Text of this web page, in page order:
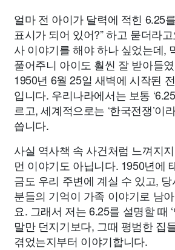
얼마 전 아이가 달력에 적힌 6.25
표시가 되어 있어?” 하고 묻더라
사 이야기를 해야 하나 싶었는데,
풀어주니 아이도 훨씬 잘 받아들
1950년 6월 25일 새벽에 시작된
입니다. 우리나라에서는 보통
르고, 세계적으로는 ‘한국전쟁’이
씁니다.
사실 역사책 속 사건처럼 느껴지
먼 이야기도 아닙니다. 1950년에
금도 우리 주변에 계실 수 있고,
분들의 기억이 가족 이야기로 남
요. 그래서 저는 6.25를 설명할 때
말만 던지기보다, 그때 평범한 집
겪었는지부터 이야기합니다.